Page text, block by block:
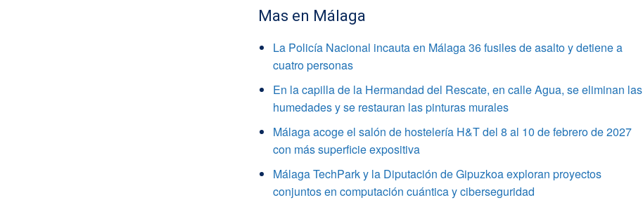
Mas en Málaga
La Policía Nacional incauta en Málaga 36 fusiles de asalto y detiene a
cuatro personas
En la capilla de la Hermandad del Rescate, en calle Agua, se eliminan las
humedades y se restauran las pinturas murales
Málaga acoge el salón de hostelería H&T del 8 al 10 de febrero de 2027
con más superficie expositiva
Málaga TechPark y la Diputación de Gipuzkoa exploran proyectos
conjuntos en computación cuántica y ciberseguridad